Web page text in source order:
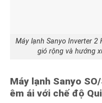
Máy lạnh Sanyo Inverter 2
gió rộng và hướng
Máy lạnh Sanyo
êm ái với chế độ